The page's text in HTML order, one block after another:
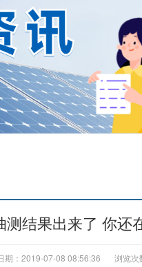
结果出来了 你还
期：2019-07-08 08:56:36 浏览次